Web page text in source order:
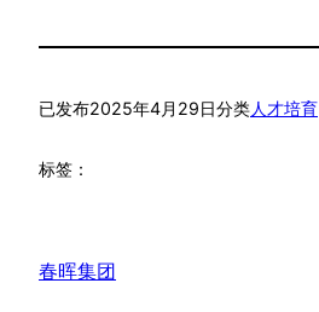
已发布2025年4月29日分类人才培育
标签：
春晖集团